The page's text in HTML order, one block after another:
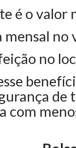
é o valor
mensal no
no
de
com